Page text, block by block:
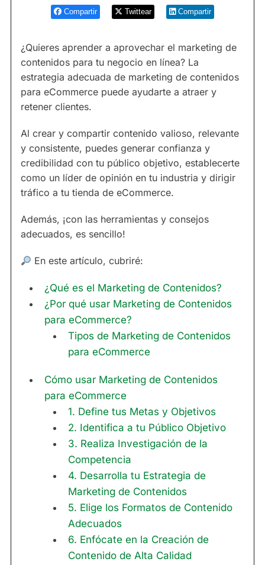
Compartir Twittear Compartir
¿Quieres aprender a aprovechar el marketing de
contenidos para tu negocio en línea? La
estrategia adecuada de marketing de contenidos
para eCommerce puede ayudarte a atraer y
retener clientes.
Al crear y compartir contenido valioso, relevante
y consistente, puedes generar confianza y
credibilidad con tu público objetivo, establecerte
como un líder de opinión en tu industria y dirigir
tráfico a tu tienda de eCommerce.
Además, ¡con las herramientas y consejos
adecuados, es sencillo!
En este artículo, cubriré:
¿Qué es el Marketing de Contenidos?
¿Por qué usar Marketing de Contenidos
para eCommerce?
Tipos de Marketing de Contenidos
para eCommerce
Cómo usar Marketing de Contenidos
para eCommerce
1. Define tus Metas y Objetivos
2. Identifica a tu Público Objetivo
3. Realiza Investigación de la
Competencia
4. Desarrolla tu Estrategia de
Marketing de Contenidos
5. Elige los Formatos de Contenido
Adecuados
6. Enfócate en la Creación de
Contenido de Alta Calidad